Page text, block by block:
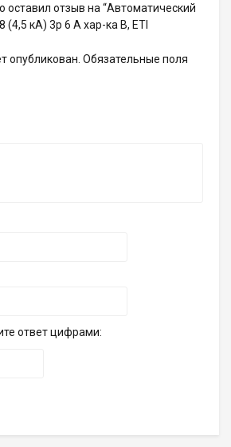
оставил отзыв на “Автоматический
(4,5 кА) 3p 6 А хар-ка B, ETI
опубликован. Обязательные поля
ответ цифрами: